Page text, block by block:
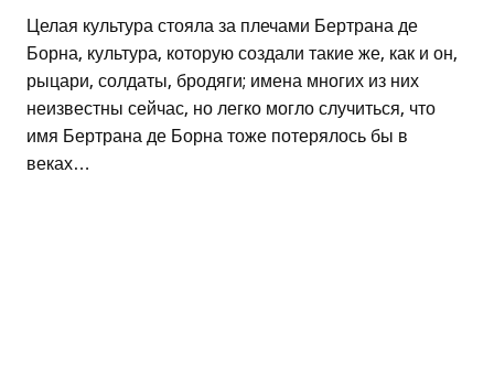
Целая культура стояла за плечами Бертрана де
Борна, культура, которую создали такие же, как и он,
рыцари, солдаты, бродяги; имена многих из них
неизвестны сейчас, но легко могло случиться, что
имя Бертрана де Борна тоже потерялось бы в
веках…